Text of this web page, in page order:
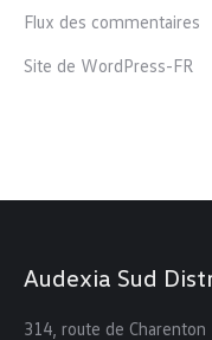
Flux des commentaires
Site de WordPress-FR
Audexia Sud
314, route de Charenton